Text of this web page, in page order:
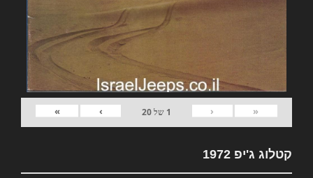
«
‹
1 של20
›
»
קטלוג ג'יפ 1972